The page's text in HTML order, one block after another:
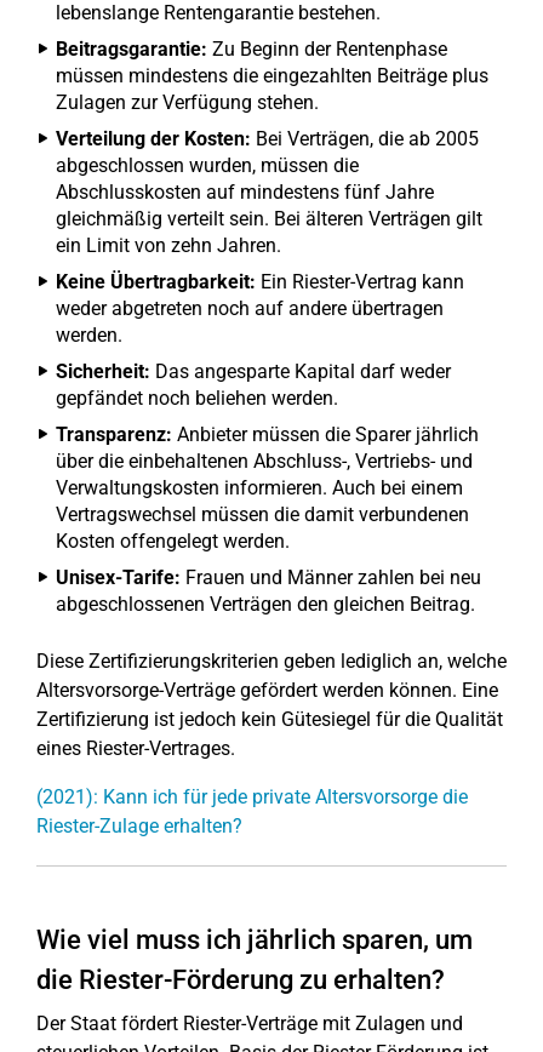
lebenslange Rentengarantie bestehen.
Beitragsgarantie: Zu Beginn der Rentenphase
müssen mindestens die eingezahlten Beiträge plus
Zulagen zur Verfügung stehen.
Verteilung der Kosten: Bei Verträgen, die ab 2005
abgeschlossen wurden, müssen die
Abschlusskosten auf mindestens fünf Jahre
gleichmäßig verteilt sein. Bei älteren Verträgen gilt
ein Limit von zehn Jahren.
Keine Übertragbarkeit: Ein Riester-Vertrag kann
weder abgetreten noch auf andere übertragen
werden.
Sicherheit: Das angesparte Kapital darf weder
gepfändet noch beliehen werden.
Transparenz: Anbieter müssen die Sparer jährlich
über die einbehaltenen Abschluss-, Vertriebs- und
Verwaltungskosten informieren. Auch bei einem
Vertragswechsel müssen die damit verbundenen
Kosten offengelegt werden.
Unisex-Tarife: Frauen und Männer zahlen bei neu
abgeschlossenen Verträgen den gleichen Beitrag.
Diese Zertifizierungskriterien geben lediglich an, welche
Altersvorsorge-Verträge gefördert werden können. Eine
Zertifizierung ist jedoch kein Gütesiegel für die Qualität
eines Riester-Vertrages.
(2021): Kann ich für jede private Altersvorsorge die
Riester-Zulage erhalten?
Wie viel muss ich jährlich sparen, um
die Riester-Förderung zu erhalten?
Der Staat fördert Riester-Verträge mit Zulagen und